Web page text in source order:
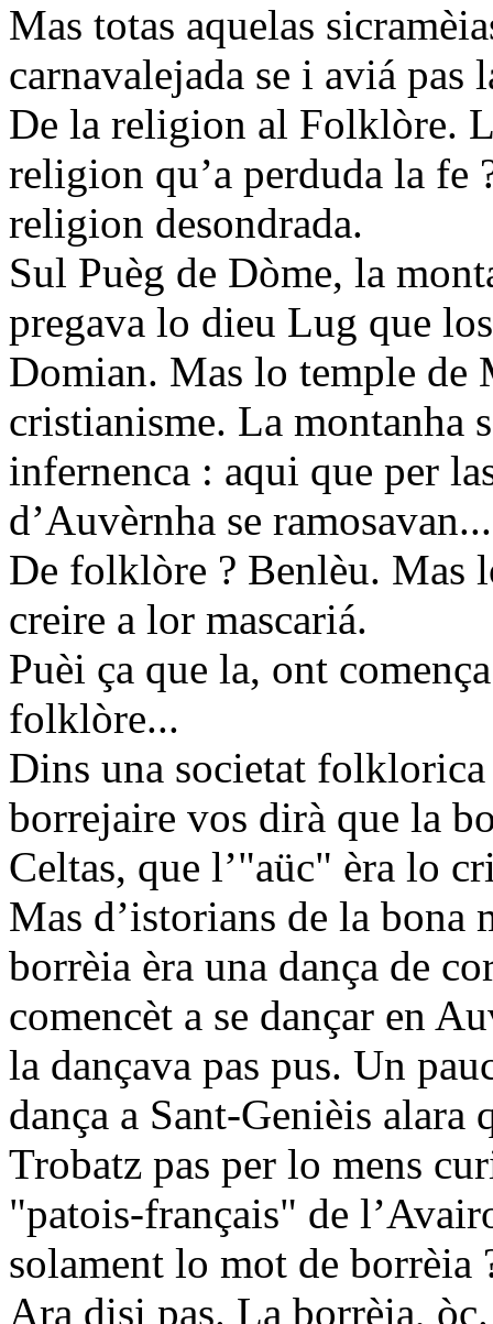
Mas totas aquelas
carnavalejada se i aviá pas
De la religion al Folklòre.
religion qu’a perduda la fe
religion desondrada.
Sul Puèg de Dòme, la
pregava lo dieu Lug que
Domian. Mas lo temple de
cristianisme. La montanha
infernenca : aqui que per
d’Auvèrnha se ramosavan...
De folklòre ? Benlèu. Mas
creire a lor mascariá.
Puèi ça que la, ont
folklòre...
Dins una societat
borrejaire vos dirà que la
Celtas, que l’"aüc" èra lo
Mas d’istorians de la bona
borrèia èra una dança de
comencèt a se dançar en
la dançava pas pus. Un
dança a Sant-Genièis alara
Trobatz pas per lo mens
"patois-français" de
solament lo mot de borrèia
Ara disi pas. La borrèia,